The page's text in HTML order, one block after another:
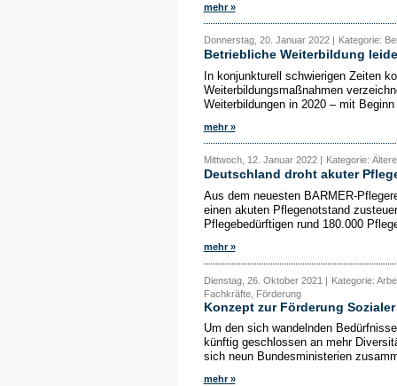
mehr »
Donnerstag, 20. Januar 2022 | Kategorie:
Betriebliche Weiterbildung
In konjunkturell schwierigen Zeiten
Weiterbildungsmaßnahmen
Weiterbildungen in 2020 – mit
mehr »
Mittwoch, 12. Januar 2022 | Kategorie:
Deutschland droht akuter
Aus dem neuesten BARMER-
einen akuten Pflegenotstand
Pflegebedürftigen rund 180.000
mehr »
Dienstag, 26. Oktober 2021 | Kategorie:
Fachkräfte, Förderung
Konzept zur Förderung
Um den sich wandelnden
künftig geschlossen an mehr
sich neun Bundesministerien
mehr »